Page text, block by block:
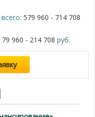
579 960 - 714 708
79 960 - 214 708 руб.